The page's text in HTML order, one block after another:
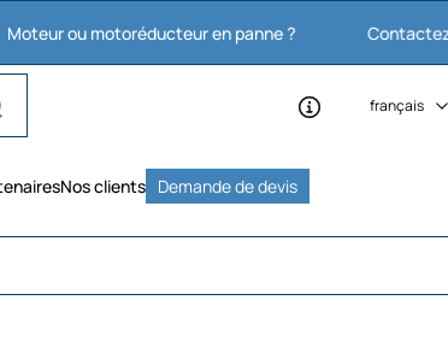
motoréducteur en panne ? Contactez nous :
français
Nos clients Demande de devis